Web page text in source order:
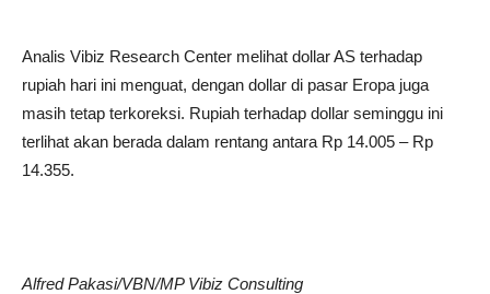
Analis Vibiz Research Center melihat dollar AS terhadap
rupiah hari ini menguat, dengan dollar di pasar Eropa juga
masih tetap terkoreksi. Rupiah terhadap dollar seminggu ini
terlihat akan berada dalam rentang antara Rp 14.005 – Rp
14.355.
Alfred Pakasi/VBN/MP Vibiz Consulting